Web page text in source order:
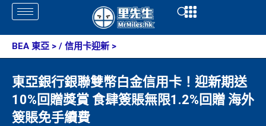
Skip
content
Open
BEA 東亞 > / 信用卡迎新 >
東亞銀行銀聯雙幣白金信用卡！迎新期送
10%回贈獎賞 食肆簽賬無限1.2%回贈 海外
簽賬免手續費